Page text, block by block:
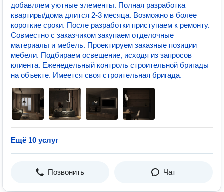
добавляем уютные элементы. Полная разработка
квартиры/дома длится 2-3 месяца. Возможно в более
короткие сроки. После разработки приступаем к ремонту.
Совместно с заказчиком закупаем отделочные
материалы и мебель. Проектируем заказные позиции
мебели. Подбираем освещение, исходя из запросов
клиента. Еженедельный контроль строительной бригады
на объекте. Имеется своя строительная бригада.
Ещё 10 услуг
Позвонить Чат